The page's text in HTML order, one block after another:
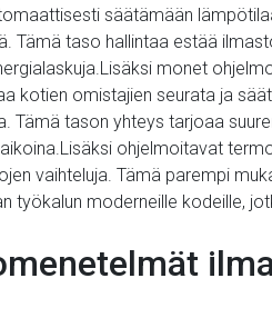
säätämään
Tämä taso hallintaa estää
monet
kotien omistajien seurata ja
Tämä tason yhteys tarjoaa
ohjelmoitavat
vaihteluja. Tämä parempi
moderneille kodeille,